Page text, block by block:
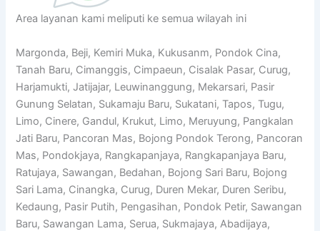
Area layanan kami meliputi ke semua wilayah ini
Margonda, Beji, Kemiri Muka, Kukusanm, Pondok Cina,
Tanah Baru, Cimanggis, Cimpaeun, Cisalak Pasar, Curug,
Harjamukti, Jatijajar, Leuwinanggung, Mekarsari, Pasir
Gunung Selatan, Sukamaju Baru, Sukatani, Tapos, Tugu,
Limo, Cinere, Gandul, Krukut, Limo, Meruyung, Pangkalan
Jati Baru, Pancoran Mas, Bojong Pondok Terong, Pancoran
Mas, Pondokjaya, Rangkapanjaya, Rangkapanjaya Baru,
Ratujaya, Sawangan, Bedahan, Bojong Sari Baru, Bojong
Sari Lama, Cinangka, Curug, Duren Mekar, Duren Seribu,
Kedaung, Pasir Putih, Pengasihan, Pondok Petir, Sawangan
Baru, Sawangan Lama, Serua, Sukmajaya, Abadijaya,